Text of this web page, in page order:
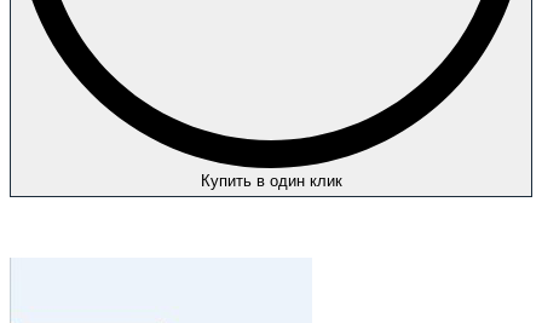
Купить в один клик